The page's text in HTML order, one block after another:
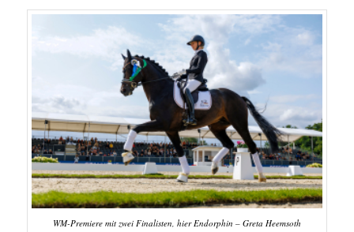
WM-Premiere mit zwei Finalisten, hier Endorphin – Greta Heemsoth